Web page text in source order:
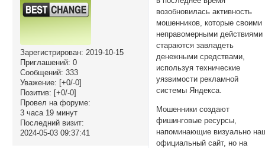
Зарегистрирован: 2019-10-15
Приглашений: 0
Сообщений: 333
Уважение: [+0/-0]
Позитив: [+0/-0]
Провел на форуме:
3 часа 19 минут
Последний визит:
2024-05-03 09:37:41
возобновилась активность
мошенников, которые своими
неправомерными действиями
стараются завладеть
денежными средствами,
используя технические
уязвимости рекламной
системы Яндекса.
Мошенники создают
фишинговые ресурсы,
напоминающие визуально
официальный сайт, но на